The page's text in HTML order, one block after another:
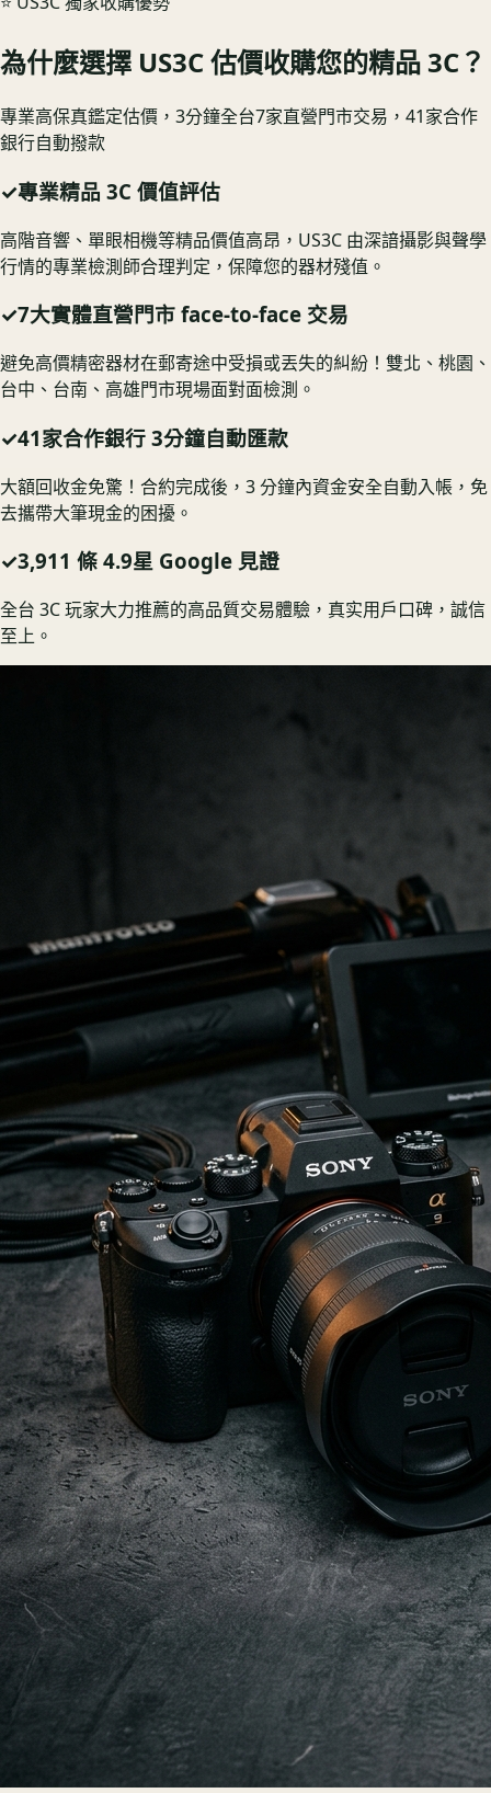
為什麼選擇 US3C 估價收購您的精品 3C？
專業高保真鑑定估價，3分鐘全台7家直營門市交易，41家合作
銀行自動撥款
✓專業精品 3C 價值評估
高階音響、單眼相機等精品價值高昂，US3C 由深諳攝影與聲學
行情的專業檢測師合理判定，保障您的器材殘值。
✓7大實體直營門市 face-to-face 交易
避免高價精密器材在郵寄途中受損或丟失的糾紛！雙北、桃園、
台中、台南、高雄門市現場面對面檢測。
✓41家合作銀行 3分鐘自動匯款
大額回收金免驚！合約完成後，3 分鐘內資金安全自動入帳，免
去攜帶大筆現金的困擾。
✓3,911 條 4.9星 Google 見證
全台 3C 玩家大力推薦的高品質交易體驗，真实用戶口碑，誠信
至上。